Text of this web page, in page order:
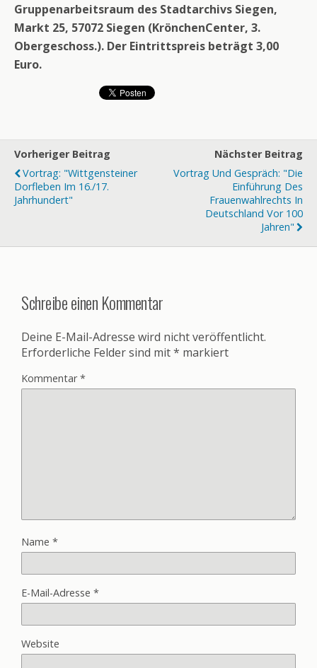
Gruppenarbeitsraum des Stadtarchivs Siegen,
Markt 25, 57072 Siegen (KrönchenCenter, 3.
Obergeschoss.). Der Eintrittspreis beträgt 3,00
Euro.
Vorheriger Beitrag
Vortrag: "Wittgensteiner
Dorfleben Im 16./17.
Jahrhundert"
Nächster Beitrag
Vortrag Und Gespräch: "Die
Einführung Des
Frauenwahlrechts In
Deutschland Vor 100
Jahren"
Schreibe einen Kommentar
Deine E-Mail-Adresse wird nicht veröffentlicht.
Erforderliche Felder sind mit* markiert
Kommentar*
Name *
E-Mail-Adresse *
Website